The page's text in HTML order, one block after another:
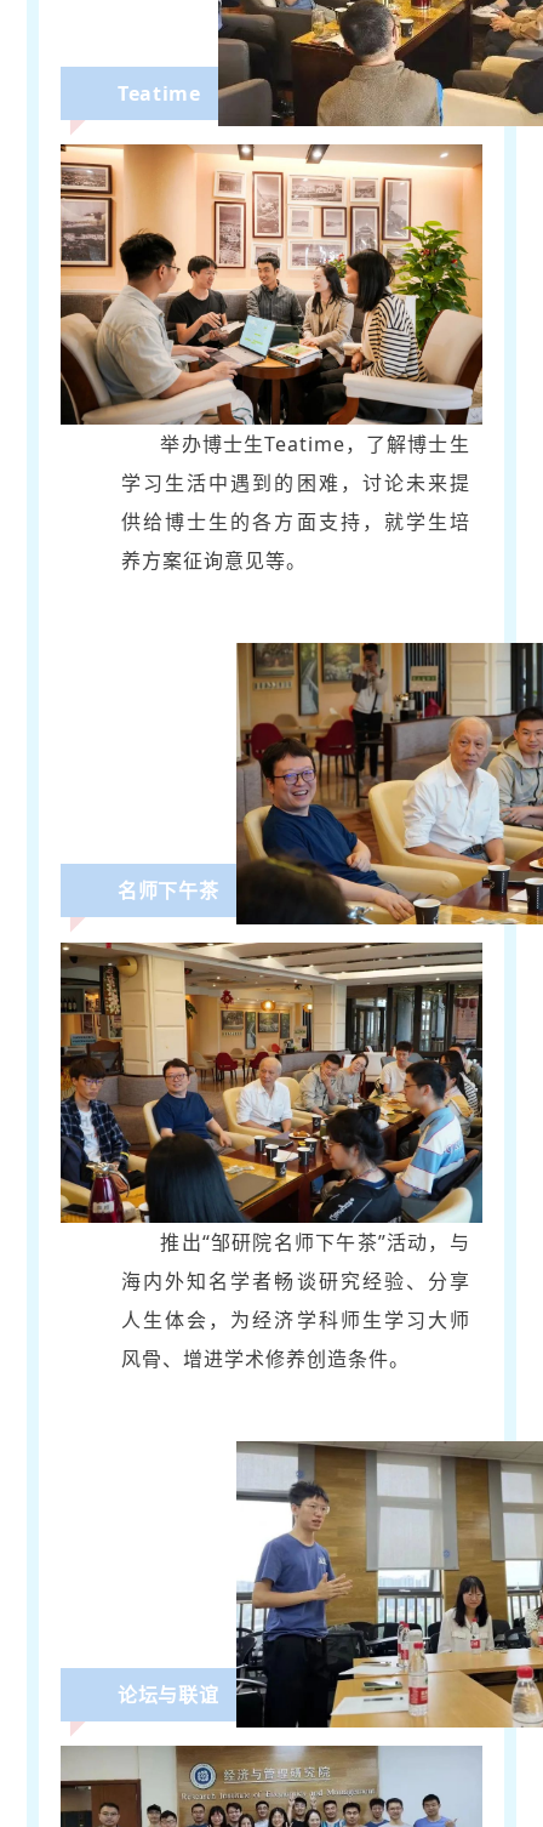
Teatime
举办博士生Teatime，了解博士生
学习生活中遇到的困难，讨论未来提
供给博士生的各方面支持，就学生培
养方案征询意见等。
名师下午茶
推出“邹研院名师下午茶”活动，与
海内外知名学者畅谈研究经验、分享
人生体会，为经济学科师生学习大师
风骨、增进学术修养创造条件。
论坛与联谊